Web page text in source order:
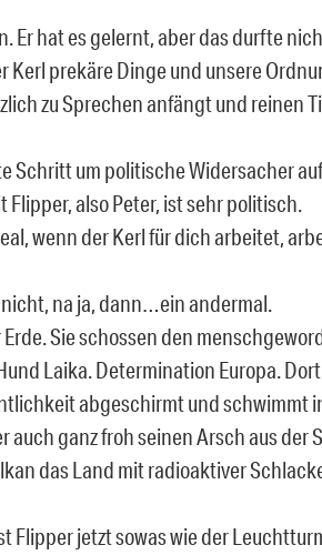
Er hat es gelernt, aber das durfte
Kerl prekäre Dinge und unsere
zu Sprechen anfängt und reinen
Schritt um politische Widersacher
Flipper, also Peter, ist sehr politisch.
wenn der Kerl für dich arbeitet,
na ja, dann…ein andermal.
Sie schossen den
Laika. Determination Europa.
abgeschirmt und schwimmt
auch ganz froh seinen Arsch aus der
das Land mit radioaktiver
Flipper jetzt sowas wie der